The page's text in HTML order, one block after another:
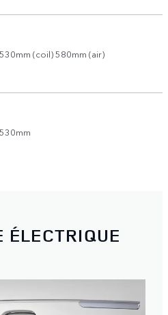
530mm (coil) 580mm (air)
530mm
ÉLECTRIQUE